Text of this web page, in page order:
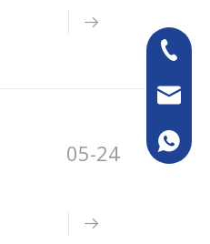
05-24
+86-